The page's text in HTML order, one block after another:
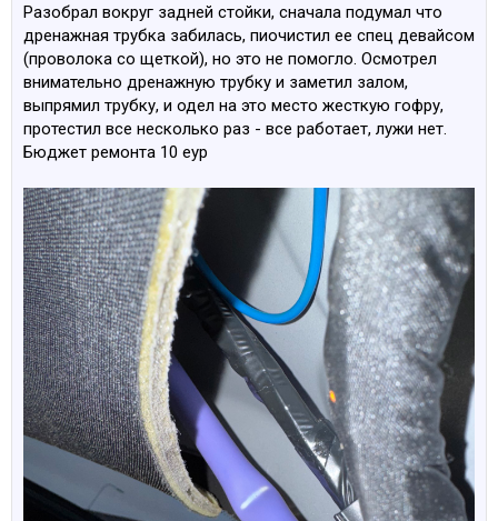
Разобрал вокруг задней стойки, сначала подумал что
дренажная трубка забилась, пиочистил ее спец девайсом
(проволока со щеткой), но это не помогло. Осмотрел
внимательно дренажную трубку и заметил залом,
выпрямил трубку, и одел на это место жесткую гофру,
протестил все несколько раз - все работает, лужи нет.
Бюджет ремонта 10 еур